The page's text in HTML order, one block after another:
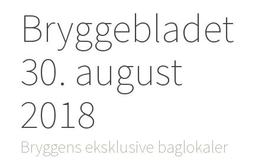
Bryggebladet
30. august
2018
Bryggens eksklusive baglokaler